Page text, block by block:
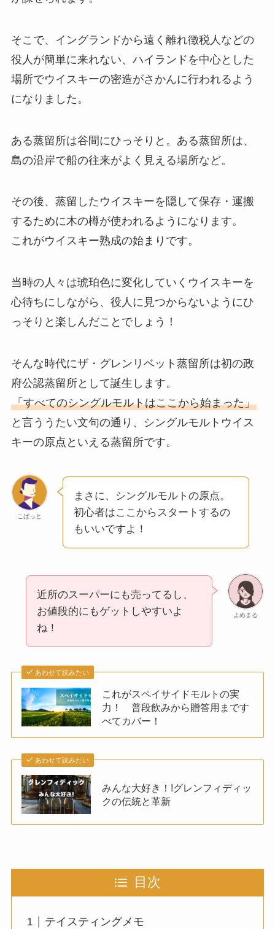
そこで、イングランドから遠く離れ徴税人などの
役人が簡単に来れない、ハイランドを中心とした
場所でウイスキーの密造がさかんに行われるよう
になりました。
ある蒸留所は谷間にひっそりと。ある蒸留所は、
島の沿岸で船の往来がよく見える場所など。
その後、蒸留したウイスキーを隠して保存・運搬
するために木の樽が使われるようになります。
これがウイスキー熟成の始まりです。
当時の人々は琥珀色に変化していくウイスキーを
心待ちにしながら、役人に見つからないようにひ
っそりと楽しんだことでしょう！
そんな時代にザ・グレンリベット蒸留所は初の政
府公認蒸留所として誕生します。
「すべてのシングルモルトはここから始まった」
と言ううたい文句の通り、シングルモルトウイス
キーの原点といえる蒸留所です。
こばっと
まさに、シングルモルトの原点。
初心者はここからスタートするの
もいいですよ！
よめまる
近所のスーパーにも売ってるし、
お値段的にもゲットしやすいよ
ね！
あわせて読みたい
これがスペイサイドモルトの実
力！ 普段飲みから贈答用まです
べてカバー！
あわせて読みたい
みんな大好き！!グレンフィディッ
クの伝統と革新
目次
テイスティングメモ